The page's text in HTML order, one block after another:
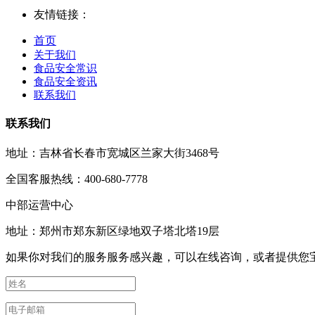
友情链接：
首页
关于我们
食品安全常识
食品安全资讯
联系我们
联系我们
地址：吉林省长春市宽城区兰家大街3468号
全国客服热线：400-680-7778
中部运营中心
地址：郑州市郑东新区绿地双子塔北塔19层
如果你对我们的服务服务感兴趣，可以在线咨询，或者提供您